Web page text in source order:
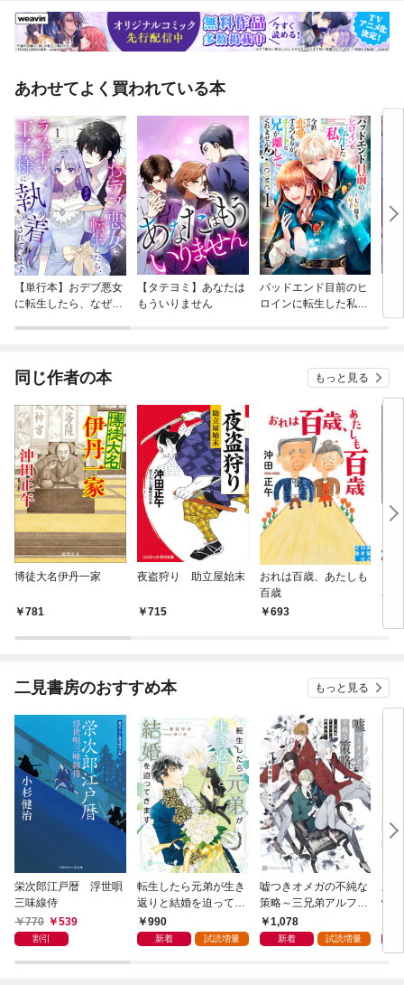
あわせてよく買われている本
【単行本】おデブ悪女
に転生したら、なぜか
【タテヨミ】あなたは
もういりません
バッドエンド目前のヒ
ロインに転生した私、
同じ作者の本 もっと見る
博徒大名伊丹一家
781
夜盗狩り 助立屋始末
715
おれは百歳、あたしも
百歳
693
名
二見書房のおすすめ本 もっと見る
栄次郎江戸暦 浮世唄
三味線侍
770
539
割引
転生したら元弟が生き
返りと結婚を迫ってき
ます【電子書籍限定
版】
990
新着 試読増量
嘘つきオメガの不純な
策略～三兄弟アルファ
と箱庭の恋～【電子書
籍限定版】
1,078
新着 試読増量
新
情